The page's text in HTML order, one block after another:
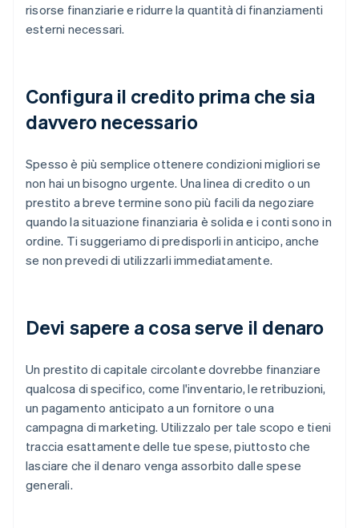
risorse finanziarie e ridurre la quantità di finanziamenti
esterni necessari.
Configura il credito prima che sia
davvero necessario
Spesso è più semplice ottenere condizioni migliori se
non hai un bisogno urgente. Una linea di credito o un
prestito a breve termine sono più facili da negoziare
quando la situazione finanziaria è solida e i conti sono in
ordine. Ti suggeriamo di predisporli in anticipo, anche
se non prevedi di utilizzarli immediatamente.
Devi sapere a cosa serve il denaro
Un prestito di capitale circolante dovrebbe finanziare
qualcosa di specifico, come l'inventario, le retribuzioni,
un pagamento anticipato a un fornitore o una
campagna di marketing. Utilizzalo per tale scopo e tieni
traccia esattamente delle tue spese, piuttosto che
lasciare che il denaro venga assorbito dalle spese
generali.